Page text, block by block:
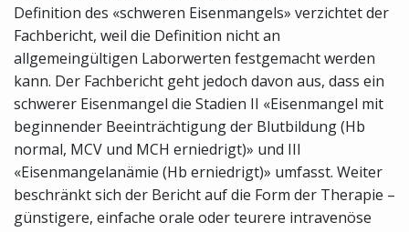
Definition des «schweren Eisenmangels» verzichtet der
Fachbericht, weil die Definition nicht an
allgemeingültigen Laborwerten festgemacht werden
kann. Der Fachbericht geht jedoch davon aus, dass ein
schwerer Eisenmangel die Stadien II «Eisenmangel mit
beginnender Beeinträchtigung der Blutbildung (Hb
normal, MCV und MCH erniedrigt)» und III
«Eisenmangelanämie (Hb erniedrigt)» umfasst. Weiter
beschränkt sich der Bericht auf die Form der Therapie –
günstigere, einfache orale oder teurere intravenöse